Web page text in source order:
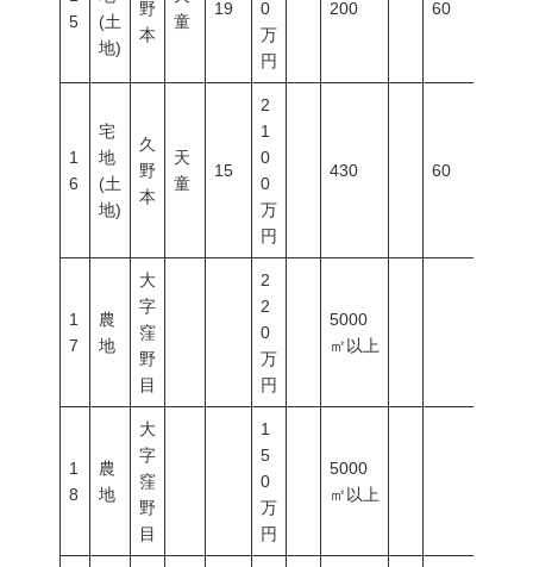
5
(土
地)
野
本
童
19
0
万
円
200 60
1
6
宅
地
(土
地)
久
野
本
天
童
15
2
1
0
0
万
円
430 60
1
7
農
地
大
字
窪
野
目
2
2
0
万
円
5000
㎡以上
1
8
農
地
大
字
窪
野
目
1
5
0
万
円
5000
㎡以上